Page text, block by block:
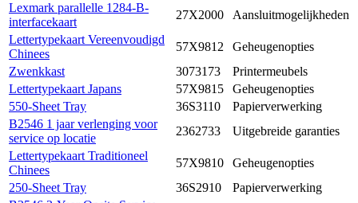
Lexmark parallelle 1284-B-
interfacekaart
27X2000
Aansluitmogelijkheden
Lettertypekaart Vereenvoudigd
Chinees
57X9812
Geheugenopties
Zwenkkast
3073173
Printermeubels
Lettertypekaart Japans
57X9815
Geheugenopties
550-Sheet Tray
36S3110
Papierverwerking
B2546 1 jaar verlenging voor
service op locatie
2362733
Uitgebreide garanties
Lettertypekaart Traditioneel
Chinees
57X9810
Geheugenopties
250-Sheet Tray
36S2910
Papierverwerking